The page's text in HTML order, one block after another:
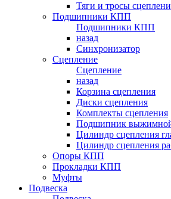
Тяги и тросы
Подшипники КПП
Подшипники КПП
назад
Синхронизатор
Сцепление
Сцепление
назад
Корзина сцепления
Диски сцепления
Комплекты сцепления
Подшипник
Цилиндр сцепления
Цилиндр сцепления
Опоры КПП
Прокладки КПП
Муфты
Подвеска